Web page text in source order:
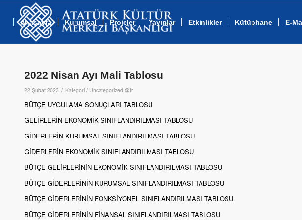
Anasayfa Kurumsal Projeler Yayınlar Etkinlikler Kütüphane E-
2022 Nisan Ayı Mali Tablosu
22 Şubat 2023 / Kategori / Uncategorized @tr
BÜTÇE UYGULAMA SONUÇLARI TABLOSU
GELİRLERİN EKONOMİK SINIFLANDIRILMASI TABLOSU
GİDERLERİN KURUMSAL SINIFLANDIRILMASI TABLOSU
GİDERLERİN EKONOMİK SINIFLANDIRILMASI TABLOSU
BÜTÇE GELİRLERİNİN EKONOMİK SINIFLANDIRILMASI TABLOSU
BÜTÇE GİDERLERİNİN KURUMSAL SINIFLANDIRILMASI TABLOSU
BÜTÇE GİDERLERİNİN FONKSİYONEL SINIFLANDIRILMASI TABLOSU
BÜTÇE GİDERLERİNİN FİNANSAL SINIFLANDIRILMASI TABLOSU